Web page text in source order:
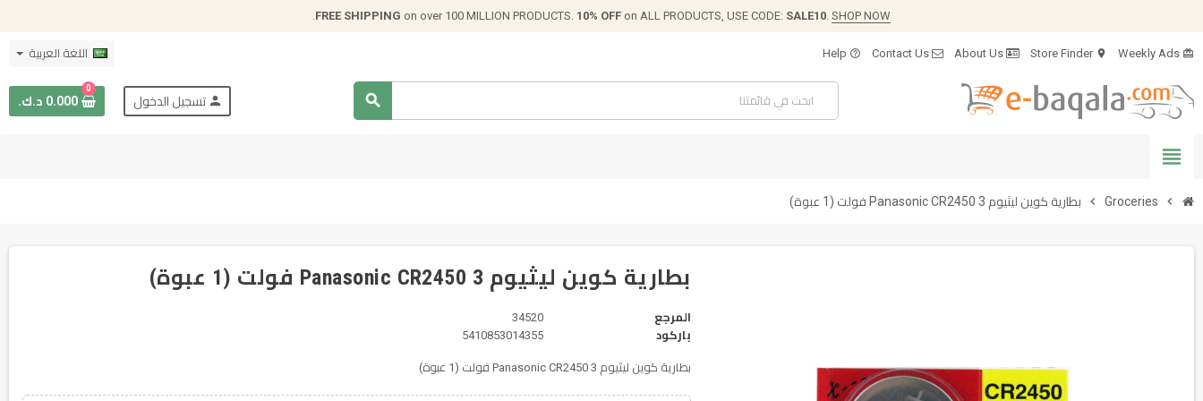
FREE SHIPPING on over 100 MILLION PRODUCTS. 10% OFF on ALL PRODUCTS, USE CODE: SALE10. SHOP NOW
.
card_giftcard
location_on
Store Finder
help_outline اللغة العربية
search
person تسجيل الدخول
0
0.000 د.ك.
view_headline
chevron_right
Groceries
chevron_right بطارية كوين ليثيوم Panasonic CR2450 3 فولت (1 عبوة)
بطارية كوين ليثيوم Panasonic CR2450 3 فولت (1 عبوة)
المرجع
34520
باركود
5410853014355
بطارية كوين ليثيوم Panasonic CR2450 3 فولت (1 عبوة)